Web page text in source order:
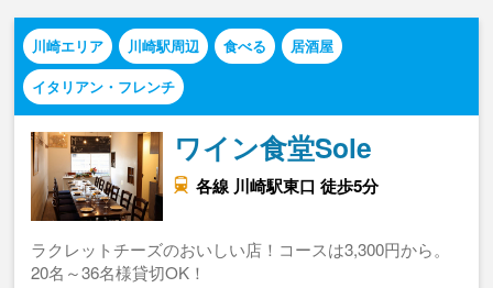
川崎エリア 川崎駅周辺 食べる
居酒屋
イタリアン・フレンチ
ワイン食堂Sole
各線 川崎駅東口 徒歩5分
ラクレットチーズのおいしい店！コースは3,300円から。
20名～36名様貸切OK！